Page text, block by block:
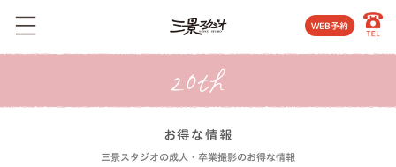
WEB予約
お得な情報
三景スタジオの成人・卒業撮影のお得な情報